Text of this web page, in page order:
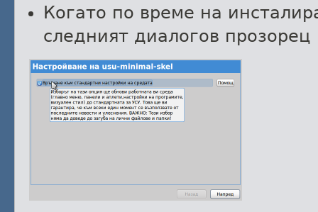
Когато по време на
следният диалогов прозорец